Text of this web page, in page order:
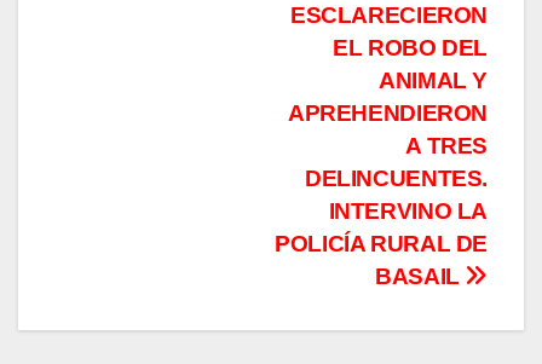
ESCLARECIERON
EL ROBO DEL
ANIMAL Y
APREHENDIERON
A TRES
DELINCUENTES.
INTERVINO LA
POLICÍA RURAL DE
BASAIL